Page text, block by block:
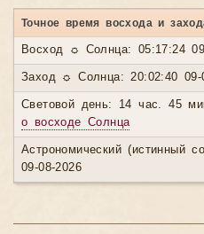
Точное время восхода и
Восход ☼ Солнца: 05:17:24
Заход ☼ Солнца: 20:02:40 09-
Световой день: 14 час. 45
о восходе Солнца
Астрономический (истинный
09-08-2026